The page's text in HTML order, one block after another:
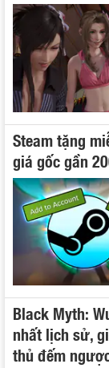
Steam tặng
giá gốc gần
Black Myth:
nhất lịch sử,
thủ đếm